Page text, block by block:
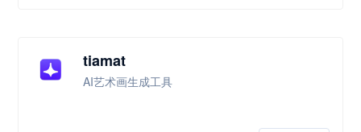
tiamat
AI艺术画生成工具